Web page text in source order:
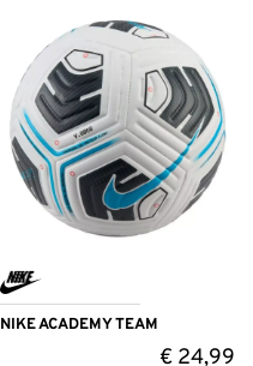
NIKE ACADEMY TEAM
€ 24,99